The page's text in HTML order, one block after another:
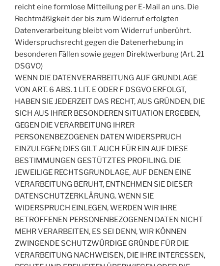
reicht eine formlose Mitteilung per E-Mail an uns. Die
Rechtmäßigkeit der bis zum Widerruf erfolgten
Datenverarbeitung bleibt vom Widerruf unberührt.
Widerspruchsrecht gegen die Datenerhebung in
besonderen Fällen sowie gegen Direktwerbung (Art. 21
DSGVO)
WENN DIE DATENVERARBEITUNG AUF GRUNDLAGE
VON ART. 6 ABS. 1 LIT. E ODER F DSGVO ERFOLGT,
HABEN SIE JEDERZEIT DAS RECHT, AUS GRÜNDEN, DIE
SICH AUS IHRER BESONDEREN SITUATION ERGEBEN,
GEGEN DIE VERARBEITUNG IHRER
PERSONENBEZOGENEN DATEN WIDERSPRUCH
EINZULEGEN; DIES GILT AUCH FÜR EIN AUF DIESE
BESTIMMUNGEN GESTÜTZTES PROFILING. DIE
JEWEILIGE RECHTSGRUNDLAGE, AUF DENEN EINE
VERARBEITUNG BERUHT, ENTNEHMEN SIE DIESER
DATENSCHUTZERKLÄRUNG. WENN SIE
WIDERSPRUCH EINLEGEN, WERDEN WIR IHRE
BETROFFENEN PERSONENBEZOGENEN DATEN NICHT
MEHR VERARBEITEN, ES SEI DENN, WIR KÖNNEN
ZWINGENDE SCHUTZWÜRDIGE GRÜNDE FÜR DIE
VERARBEITUNG NACHWEISEN, DIE IHRE INTERESSEN,